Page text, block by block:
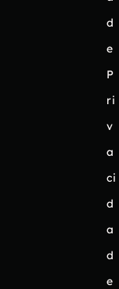
d
e
P
ri
v
a
ci
d
a
d
e